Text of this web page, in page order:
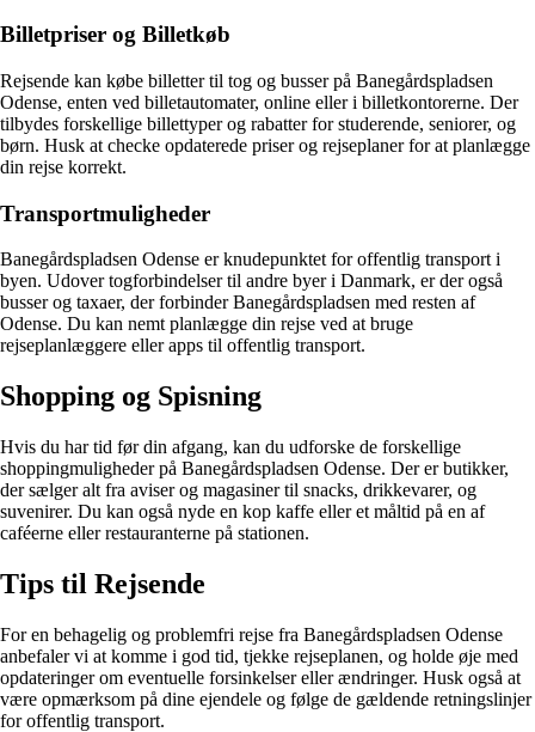
Billetpriser og Billetkøb
Rejsende kan købe billetter til tog og busser på Banegårdspladsen
Odense, enten ved billetautomater, online eller i billetkontorerne. Der
tilbydes forskellige billettyper og rabatter for studerende, seniorer, og
børn. Husk at checke opdaterede priser og rejseplaner for at planlægge
din rejse korrekt.
Transportmuligheder
Banegårdspladsen Odense er knudepunktet for offentlig transport i
byen. Udover togforbindelser til andre byer i Danmark, er der også
busser og taxaer, der forbinder Banegårdspladsen med resten af
Odense. Du kan nemt planlægge din rejse ved at bruge
rejseplanlæggere eller apps til offentlig transport.
Shopping og Spisning
Hvis du har tid før din afgang, kan du udforske de forskellige
shoppingmuligheder på Banegårdspladsen Odense. Der er butikker,
der sælger alt fra aviser og magasiner til snacks, drikkevarer, og
suvenirer. Du kan også nyde en kop kaffe eller et måltid på en af
caféerne eller restauranterne på stationen.
Tips til Rejsende
For en behagelig og problemfri rejse fra Banegårdspladsen Odense
anbefaler vi at komme i god tid, tjekke rejseplanen, og holde øje med
opdateringer om eventuelle forsinkelser eller ændringer. Husk også at
være opmærksom på dine ejendele og følge de gældende retningslinjer
for offentlig transport.